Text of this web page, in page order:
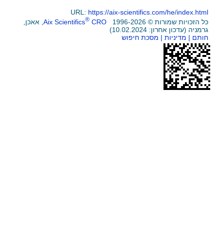
URL:https://aix-scientifics.com/
1996-2026
Aix Scientifics®CRO
, אאכן,
10.02.2024)
| מסכת חיפוש